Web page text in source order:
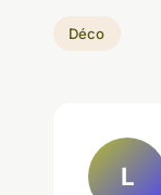
Déco
L